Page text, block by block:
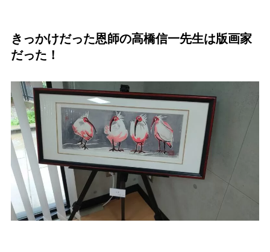
きっかけだった恩師の高橋信一先生は版画家
だった！